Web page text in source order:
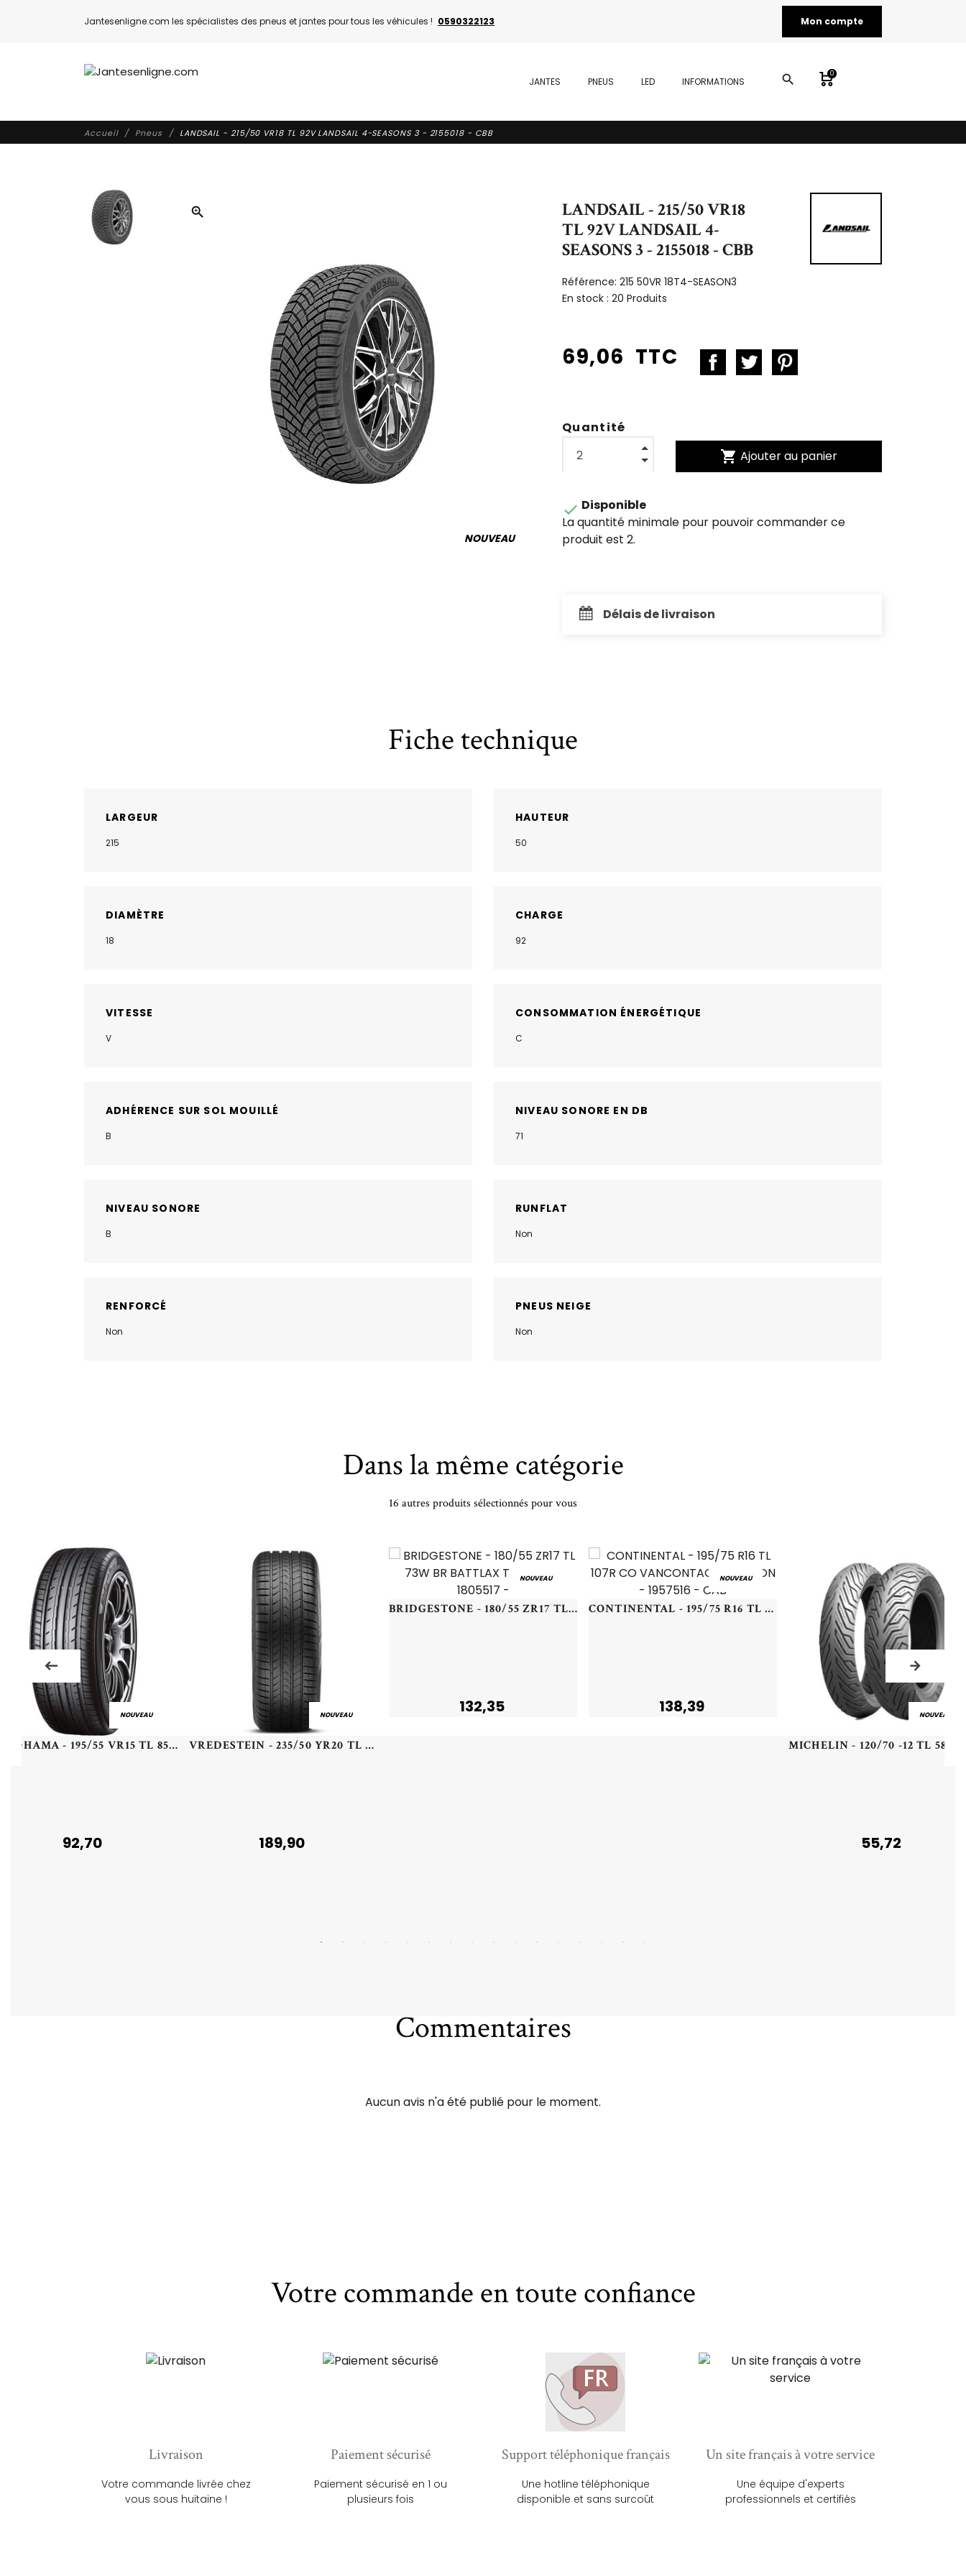
Jantesenligne.com les spécialistes des pneus et jantes pour tous les véhicules ! 0590322123 Mon compte
JANTES PNEUS LED INFORMATIONS search 0
Accueil Pneus LANDSAIL - 215/50 VR18 TL 92V LANDSAIL 4-SEASONS 3 - 2155018 - CBB
zoom_in
NOUVEAU
LANDSAIL - 215/50 VR18
TL 92V LANDSAIL 4-
SEASONS 3 - 2155018 - CBB
Référence: 215 50VR 18T4-SEASON3
En stock : 20 Produits
69,06 TTC
Quantité
shopping_cart Ajouter au panier
 Disponible
La quantité minimale pour pouvoir commander ce
produit est 2.
Délais de livraison
Fiche technique
LARGEUR
215
HAUTEUR
50
DIAMÈTRE
18
CHARGE
92
VITESSE
V
CONSOMMATION ÉNERGÉTIQUE
C
ADHÉRENCE SUR SOL MOUILLÉ
B
NIVEAU SONORE EN DB
71
NIVEAU SONORE
B
RUNFLAT
Non
RENFORCÉ
Non
PNEUS NEIGE
Non
Dans la même catégorie
16 autres produits sélectionnés pour vous
NOUVEAU
YOKOHAMA - 195/55 VR15 TL 85V YOKO BLUEARTH ES32 - 1955515 - CBA
92,70
NOUVEAU
VREDESTEIN - 235/50 YR20 TL 104Y VR QUATRAC PRO+ SUV XL - 2355020 - CBB
189,90
NOUVEAU
BRIDGESTONE - 180/55 ZR17 TL 73W BR BATTLAX T31 R-GT - 1805517 -
132,35
NOUVEAU
CONTINENTAL - 195/75 R16 TL 107R CO VANCONTACT 4SEASON - 1957516 - CAB
138,39 NOUVEAU
55,72
Commentaires
Aucun avis n'a été publié pour le moment.
Votre commande en toute confiance
Livraison
Votre commande livrée chez
vous sous huitaine !
Paiement sécurisé
Paiement sécurisé en 1 ou
plusieurs fois
Support téléphonique français
Une hotline téléphonique
disponible et sans surcoût
Un site français à votre service
Une équipe d'experts
professionnels et certifiés